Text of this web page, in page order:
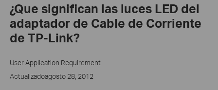
¿Que significan las luces LED del
adaptador de Cable de Corriente
de TP-Link?
User Application Requirement
Actualizadoagosto 28, 2012